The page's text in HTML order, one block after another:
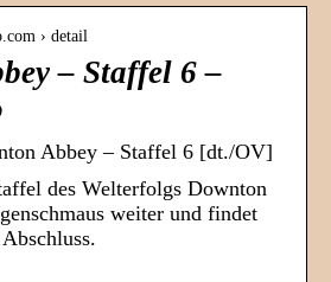
› detail
– Staffel 6 –
Abbey – Staffel 6 [dt./OV]
des Welterfolgs Downton
weiter und findet